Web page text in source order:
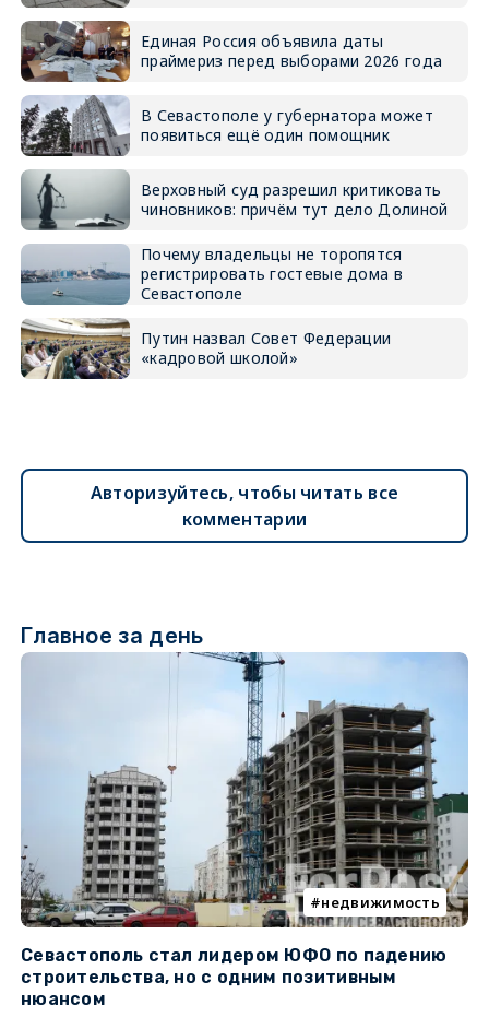
Единая Россия объявила даты
праймериз перед выборами 2026 года
В Севастополе у губернатора может
появиться ещё один помощник
Верховный суд разрешил критиковать
чиновников: причём тут дело Долиной
Почему владельцы не торопятся
регистрировать гостевые дома в
Севастополе
Путин назвал Совет Федерации
«кадровой школой»
Авторизуйтесь, чтобы читать все
комментарии
Главное за день
недвижимость
Севастополь стал лидером ЮФО по падению
строительства, но с одним позитивным
нюансом